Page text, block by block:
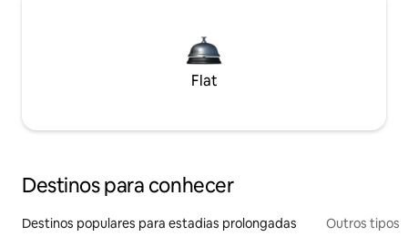
Flat
Destinos para conhecer
Destinos populares para estadias prolongadas Outros tipos